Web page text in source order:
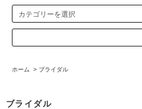
ホーム > ブライダル
ブライダル